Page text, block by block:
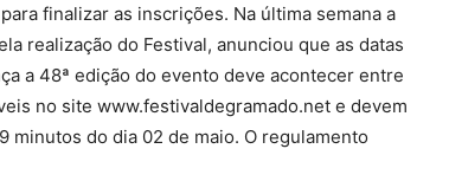
finalizar as inscrições. Na última semana a
realização do Festival, anunciou que as datas
a 48ª edição do evento deve acontecer entre
no site www.festivaldegramado.net e devem
minutos do dia 02 de maio. O regulamento